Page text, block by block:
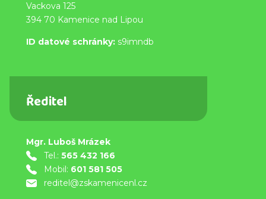
Vackova 125
394 70 Kamenice nad Lipou
ID datové schránky: s9imndb
Ředitel
Mgr. Luboš Mrázek
Tel.: 565 432 166
Mobil: 601 581 505
reditel@zskamenicenl.cz